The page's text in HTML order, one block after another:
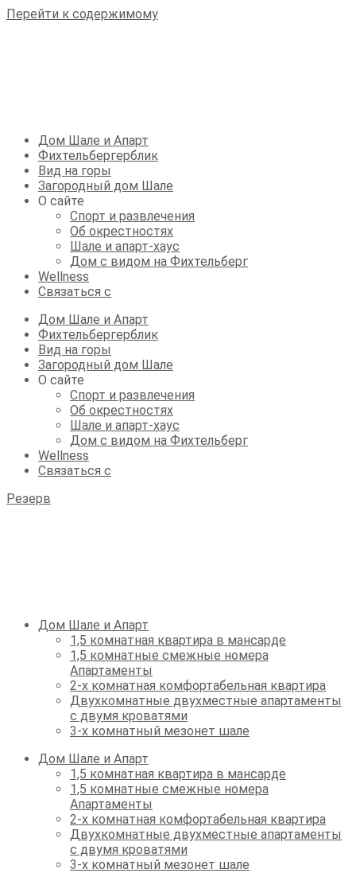
Перейти к содержимому
Дом Шале и Апарт
Фихтельбергерблик
Вид на горы
Загородный дом Шале
О сайте
Спорт и развлечения
Об окрестностях
Шале и апарт-хаус
Дом с видом на Фихтельберг
Wellness
Связаться с
Дом Шале и Апарт
Фихтельбергерблик
Вид на горы
Загородный дом Шале
О сайте
Спорт и развлечения
Об окрестностях
Шале и апарт-хаус
Дом с видом на Фихтельберг
Wellness
Связаться с
Резерв
Дом Шале и Апарт
1,5 комнатная квартира в мансарде
1,5 комнатные смежные номера
Апартаменты
2-х комнатная комфортабельная квартира
Двухкомнатные двухместные апартаменты
с двумя кроватями
3-х комнатный мезонет шале
Дом Шале и Апарт
1,5 комнатная квартира в мансарде
1,5 комнатные смежные номера
Апартаменты
2-х комнатная комфортабельная квартира
Двухкомнатные двухместные апартаменты
с двумя кроватями
3-х комнатный мезонет шале